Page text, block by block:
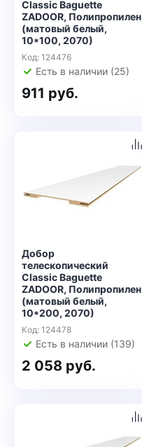
Classic Baguette
ZADOOR, Полипропилен
(матовый белый,
10*100, 2070)
Код: 124476
Есть в наличии (25)
911 руб.
Добор
телескопический
Classic Baguette
ZADOOR, Полипропилен
(матовый белый,
10*200, 2070)
Код: 124478
Есть в наличии (139)
2 058 руб.